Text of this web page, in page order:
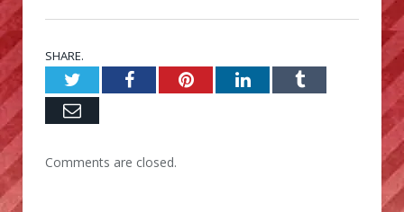
SHARE.
TwitterFacebookPinterestLinkedInTumblr
Email
Comments are closed.